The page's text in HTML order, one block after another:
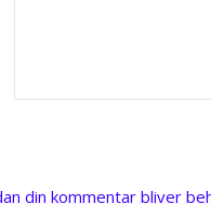
din kommentar bliver